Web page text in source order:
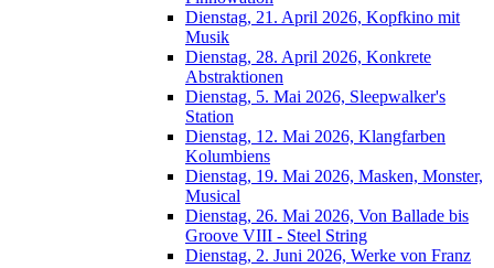
Dienstag, 21. April 2026, Kopfkino mit
Musik
Dienstag, 28. April 2026, Konkrete
Abstraktionen
Dienstag, 5. Mai 2026, Sleepwalker's
Station
Dienstag, 12. Mai 2026, Klangfarben
Kolumbiens
Dienstag, 19. Mai 2026, Masken, Monster,
Musical
Dienstag, 26. Mai 2026, Von Ballade bis
Groove VIII - Steel String
Dienstag, 2. Juni 2026, Werke von Franz